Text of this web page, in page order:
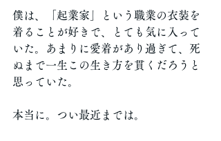
僕は、「起業家」という職業の衣装を
着ることが好きで、とても気に入って
いた。あまりに愛着があり過ぎて、死
ぬまで一生この生き方を貫くだろうと
思っていた。
本当に。つい最近までは。